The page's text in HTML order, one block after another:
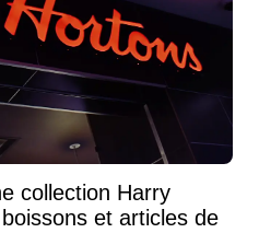
collection Harry
et articles de